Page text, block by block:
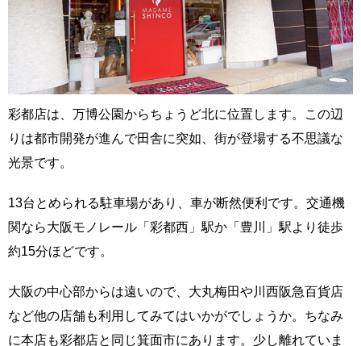
彩都店は、万博公園からちょうど北に位置します。この辺
りは都市開発が進んで田舎に突如、街が登場する不思議な
光景です。
13台とめられる駐車場があり、車が断然便利です。交通機
関なら大阪モノレール「彩都西」駅か「豊川」駅より徒歩
約15分ほどです。
大阪の中心部からは遠いので、大丸梅田や川西阪急百貨店
など他の店舗も利用してみてはいかがでしょうか。ちなみ
に本店も彩都店と同じ箕面市にあります。少し離れていま